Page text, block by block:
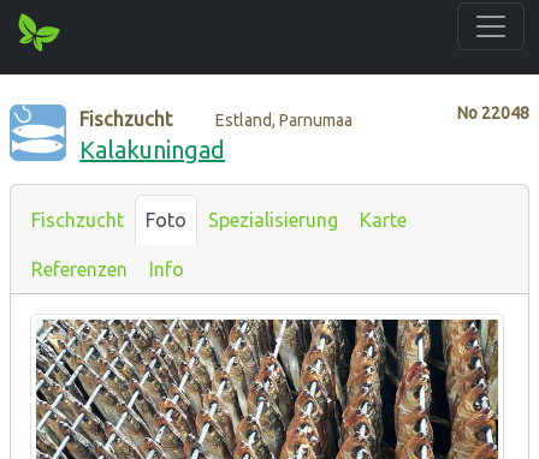
No 22048
Fischzucht Estland, Parnumaa
Kalakuningad
Fischzucht Foto Spezialisierung Karte
Referenzen Info